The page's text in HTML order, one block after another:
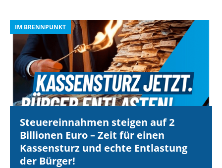
IM BRENNPUNKT
Steuereinnahmen steigen auf 2
Billionen Euro – Zeit für einen
Kassensturz und echte Entlastung
der Bürger!